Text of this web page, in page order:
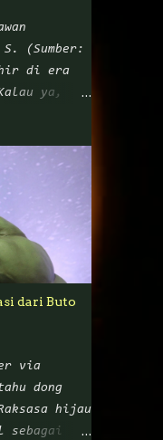
(Sumber:
di era
ya,
dan Semar.
di
untuk
Tatang S
ke dalam
dari Buto
via
dong
hijau
sebagai